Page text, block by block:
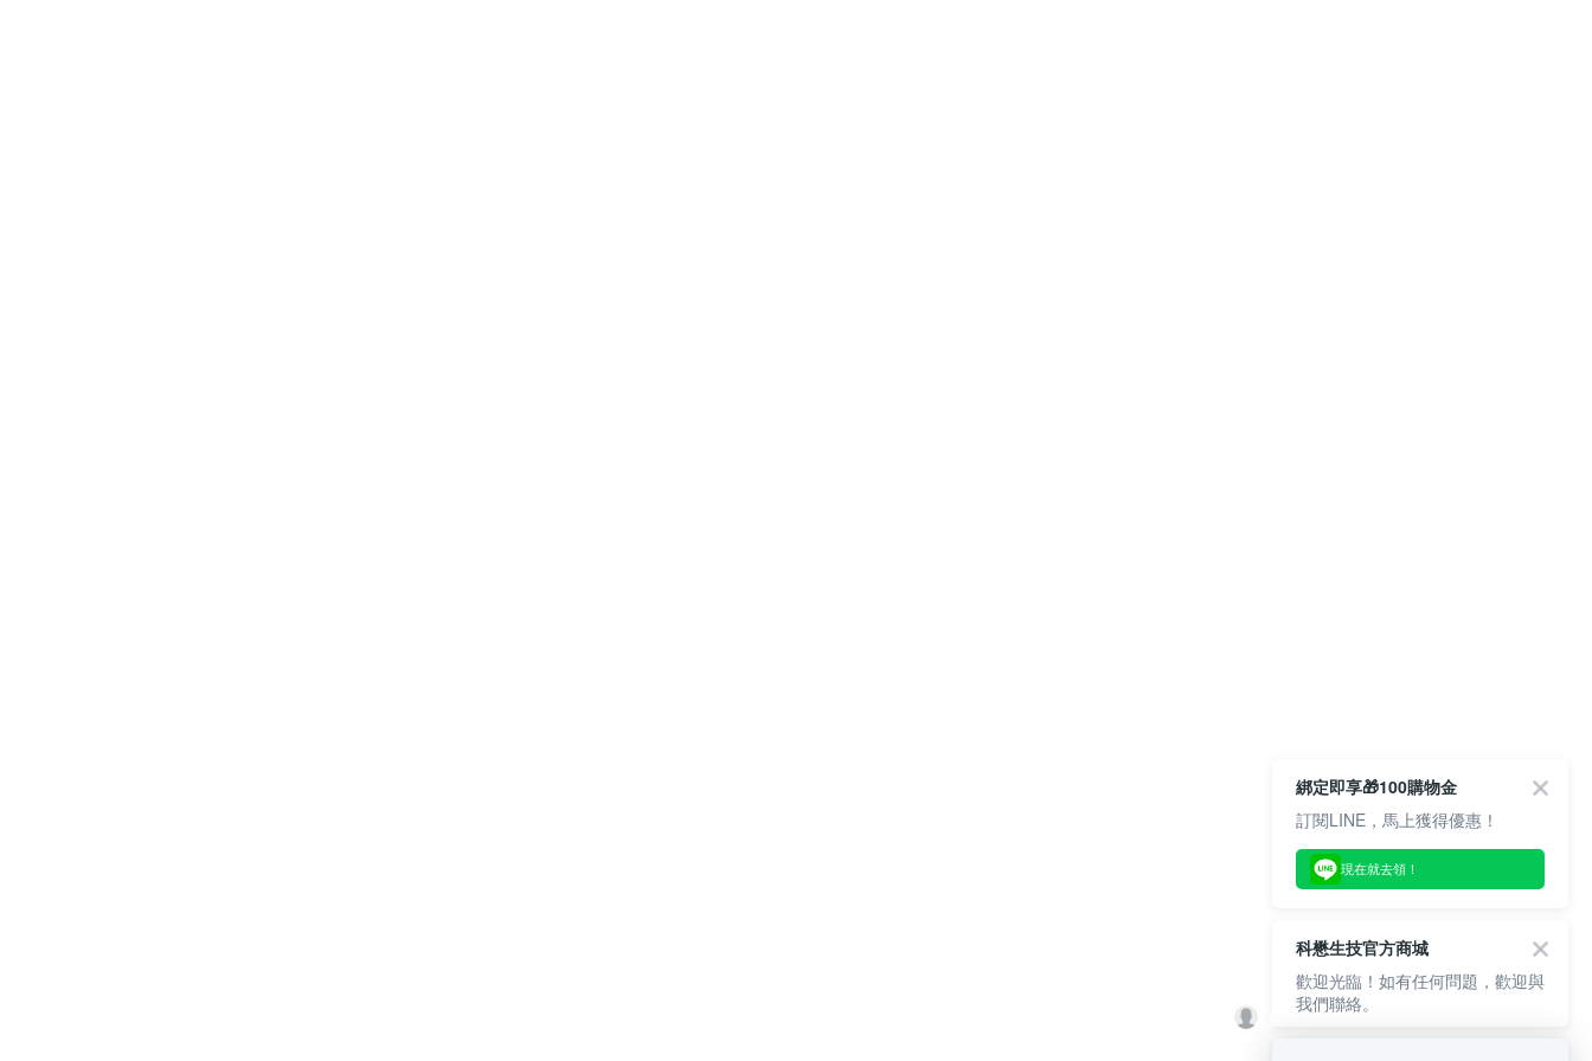
綁定即享🎁100購物金
訂閱LINE，馬上獲得優惠！
現在就去領！
科懋生技官方商城
歡迎光臨！如有任何問題，歡迎與
我們聯絡。